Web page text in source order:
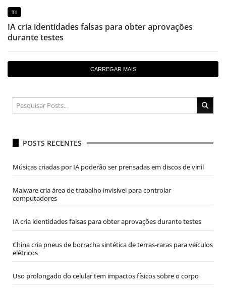
TI
IA cria identidades falsas para obter aprovações
durante testes
CARREGAR MAIS
POSTS RECENTES
Músicas criadas por IA poderão ser prensadas em discos de vinil
Malware cria área de trabalho invisível para controlar
computadores
IA cria identidades falsas para obter aprovações durante testes
China cria pneus de borracha sintética de terras-raras para veículos
elétricos
Uso prolongado do celular tem impactos físicos sobre o corpo